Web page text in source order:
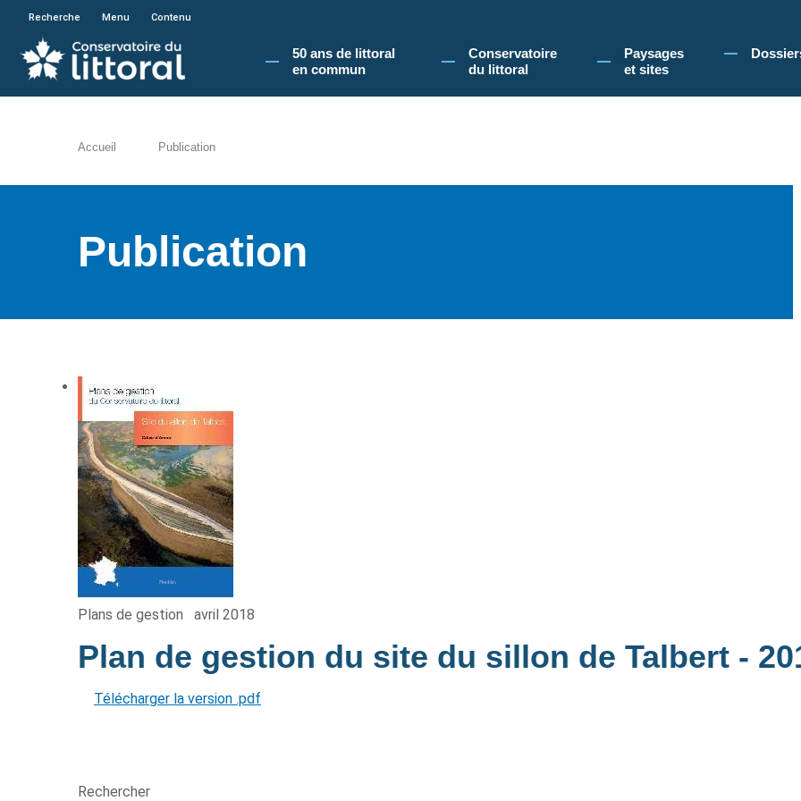
En poursuivant votre navigation sur le site du Conservatoire du littoral, vous acceptez l'utilisation de cookies pour vous
Recherche Menu Contenu
50 ans de littoral
en commun​
Conservatoire
du littoral
Paysages
et sites
Accueil Publication
Publication
Plans de gestion avril 2018
Plan de gestion du site du sillon de Talbert -
Télécharger la version .pdf
Rechercher